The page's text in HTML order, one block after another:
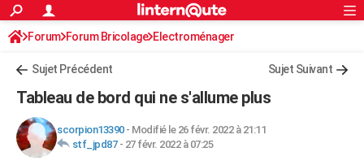
ACTUALITÉS
Politique
Société
Faits Divers
Education
Monde
Villes
+
FINANCE
Retraite
Impôts
Epargne
Immobilier
Risques naturels par ville
Banque
Assurance
Crédit
AUTO
S'inscrire
Connexion
Forum Forum Bricolage Electroménager
Sujet Précédent Sujet Suivant
Tableau de bord qui ne s'allume plus
scorpion13390- Modifié le 26 févr. 2022 à 21:11
stf_jpd87- 27 févr. 2022 à 07:25